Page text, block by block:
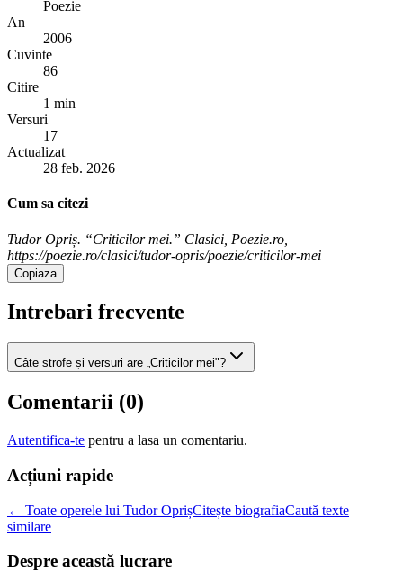
Poezie
An
2006
Cuvinte
86
Citire
1 min
Versuri
17
Actualizat
28 feb. 2026
Cum sa citezi
Tudor Opriș. “Criticilor mei.” Clasici, Poezie.ro,
https://poezie.ro/clasici/tudor-opris/poezie/criticilor-mei
Copiaza
Intrebari frecvente
Câte strofe și versuri are „Criticilor mei"?
Comentarii (0)
Autentifica-te pentru a lasa un comentariu.
Acțiuni rapide
← Toate operele lui Tudor OprișCitește biografiaCaută texte
similare
Despre această lucrare